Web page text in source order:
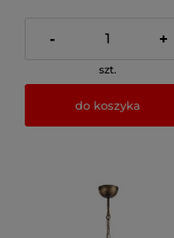
- +
szt.
do koszyka